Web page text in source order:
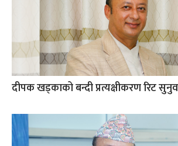
दीपक खड्काको बन्दी प्रत्यक्षीकरण रिट